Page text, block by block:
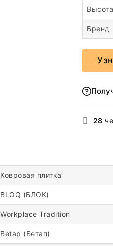
Бренд
28
Ковровая плитка
BLOQ (БЛОК)
Workplace Tradition
Betap (Бетап)